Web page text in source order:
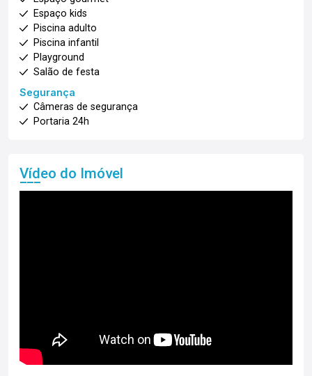
Espaço kids
Piscina adulto
Piscina infantil
Playground
Salão de festa
Segurança
Câmeras de segurança
Portaria 24h
Vídeo do Imóvel